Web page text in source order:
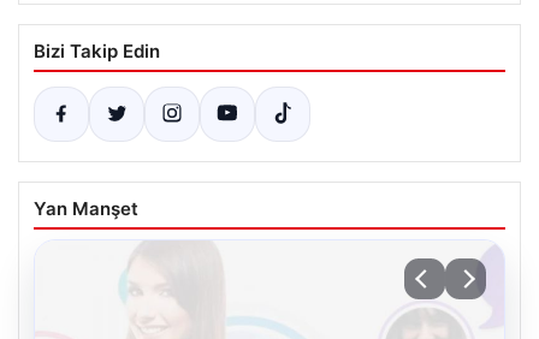
Bizi Takip Edin
Yan Manşet